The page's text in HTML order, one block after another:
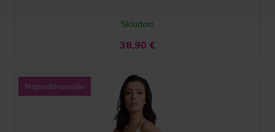
Skladom
38,90 €